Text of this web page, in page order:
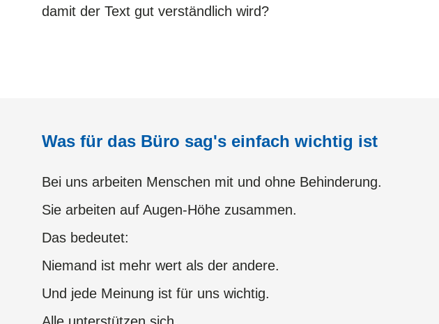
damit der Text gut verständlich wird?
Was für das Büro sag's einfach wichtig ist
Bei uns arbeiten Menschen mit und ohne Behinderung.
Sie arbeiten auf Augen-Höhe zusammen.
Das bedeutet:
Niemand ist mehr wert als der andere.
​​​​​​​Und jede Meinung ist für uns wichtig.